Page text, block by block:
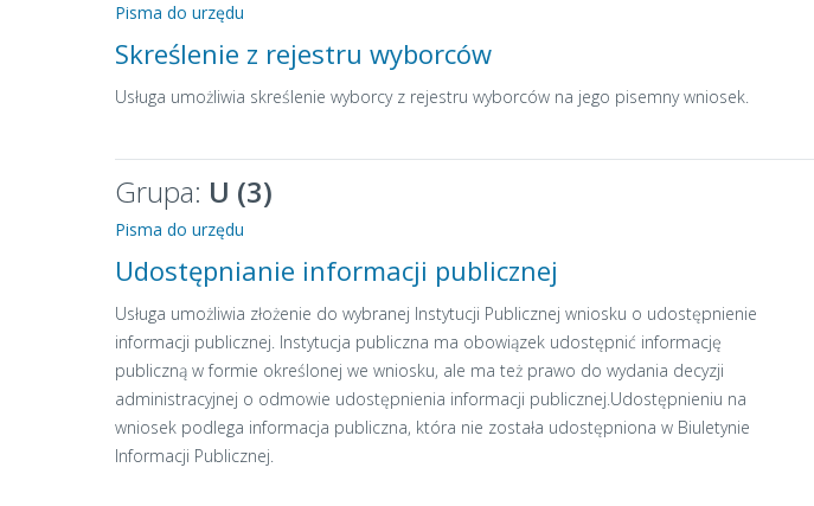
Pisma do urzędu
Skreślenie z rejestru wyborców
Usługa umożliwia skreślenie wyborcy z rejestru wyborców na jego pisemny wniosek.
Grupa: U (3)
Pisma do urzędu
Udostępnianie informacji publicznej
Usługa umożliwia złożenie do wybranej Instytucji Publicznej wniosku o udostępnienie
informacji publicznej. Instytucja publiczna ma obowiązek udostępnić informację
publiczną w formie określonej we wniosku, ale ma też prawo do wydania decyzji
administracyjnej o odmowie udostępnienia informacji publicznej.Udostępnieniu na
wniosek podlega informacja publiczna, która nie została udostępniona w Biuletynie
Informacji Publicznej.